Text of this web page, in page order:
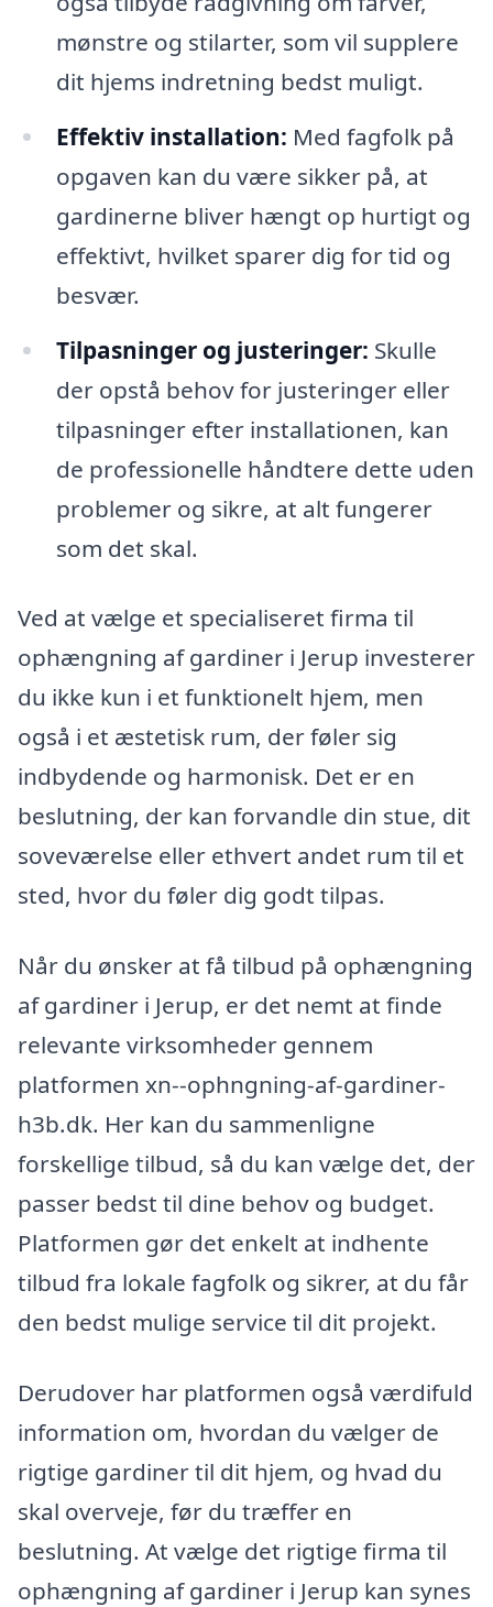
mønstre og stilarter, som vil supplere
dit hjems indretning bedst muligt.
Effektiv installation: Med fagfolk på
opgaven kan du være sikker på, at
gardinerne bliver hængt op hurtigt og
effektivt, hvilket sparer dig for tid og
besvær.
Tilpasninger og justeringer: Skulle
der opstå behov for justeringer eller
tilpasninger efter installationen, kan
de professionelle håndtere dette uden
problemer og sikre, at alt fungerer
som det skal.
Ved at vælge et specialiseret firma til
ophængning af gardiner i Jerup investerer
du ikke kun i et funktionelt hjem, men
også i et æstetisk rum, der føler sig
indbydende og harmonisk. Det er en
beslutning, der kan forvandle din stue, dit
soveværelse eller ethvert andet rum til et
sted, hvor du føler dig godt tilpas.
Når du ønsker at få tilbud på ophængning
af gardiner i Jerup, er det nemt at finde
relevante virksomheder gennem
platformen xn--ophngning-af-gardiner-
h3b.dk. Her kan du sammenligne
forskellige tilbud, så du kan vælge det, der
passer bedst til dine behov og budget.
Platformen gør det enkelt at indhente
tilbud fra lokale fagfolk og sikrer, at du får
den bedst mulige service til dit projekt.
Derudover har platformen også værdifuld
information om, hvordan du vælger de
rigtige gardiner til dit hjem, og hvad du
skal overveje, før du træffer en
beslutning. At vælge det rigtige firma til
ophængning af gardiner i Jerup kan synes